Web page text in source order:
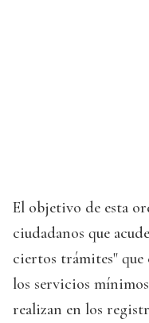
El objetivo de esta
ciudadanos que
ciertos trámites" que
los servicios
realizan en los